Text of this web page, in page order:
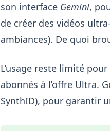
son interface Gemini,
de créer des vidéos
ambiances). De quoi
L’usage reste limité pour
abonnés à l’offre Ultra.
SynthID), pour garantir